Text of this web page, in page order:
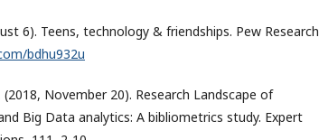
6). Teens, technology & friendships. Pew Research
bdhu932u
(2018, November 20). Research Landscape of
Big Data analytics: A bibliometrics study. Expert